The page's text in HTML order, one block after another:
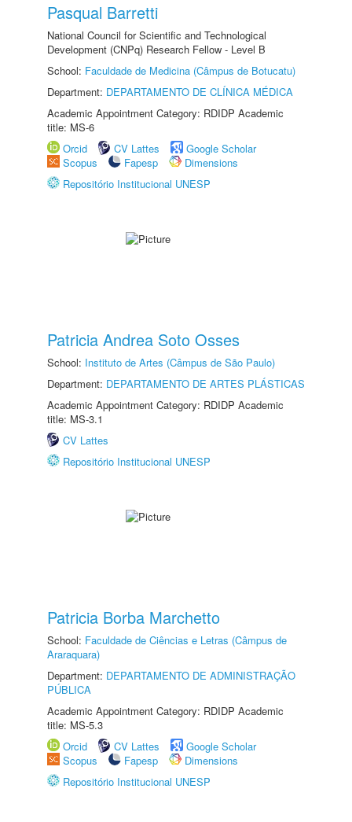
Pasqual Barretti
National Council for Scientific and Technological
Development (CNPq) Research Fellow - Level B
School: Faculdade de Medicina (Câmpus de Botucatu)
Department: DEPARTAMENTO DE CLÍNICA MÉDICA
Academic Appointment Category: RDIDP Academic
title: MS-6
Orcid
CV Lattes
Google Scholar
Scopus
Fapesp
Dimensions
Repositório Institucional UNESP
Patricia Andrea Soto Osses
School: Instituto de Artes (Câmpus de São Paulo)
Department: DEPARTAMENTO DE ARTES PLÁSTICAS
Academic Appointment Category: RDIDP Academic
title: MS-3.1
CV Lattes
Repositório Institucional UNESP
Patricia Borba Marchetto
School: Faculdade de Ciências e Letras (Câmpus de
Araraquara)
Department: DEPARTAMENTO DE ADMINISTRAÇÃO
PÚBLICA
Academic Appointment Category: RDIDP Academic
title: MS-5.3
Orcid
CV Lattes
Google Scholar
Scopus
Fapesp
Dimensions
Repositório Institucional UNESP